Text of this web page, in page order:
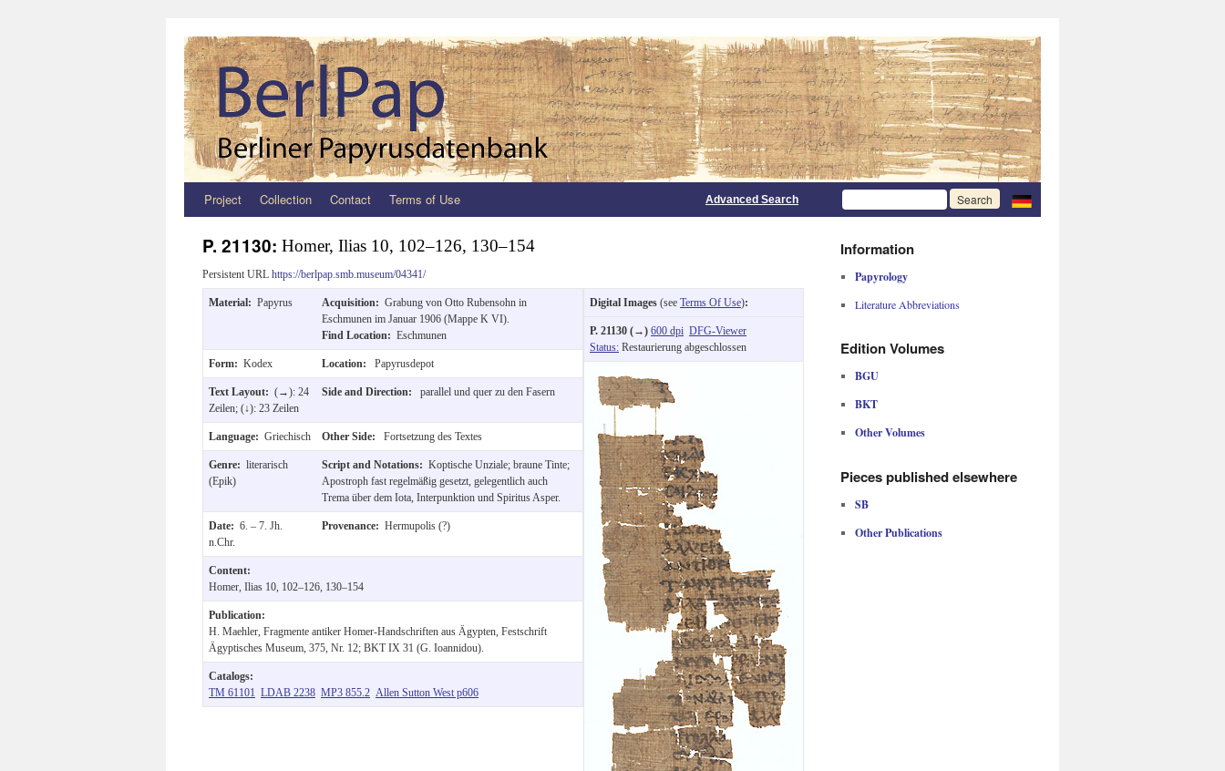
Zum
springen
Project Collection Contact Terms of Use Advanced Search
P. 21130: Homer, Ilias 10, 102–126, 130–154
Persistent URL https://berlpap.smb.museum/04341/
Material: Papyrus Acquisition: Grabung von Otto Rubensohn in
Eschmunen im Januar 1906 (Mappe K VI).
Find Location: Eschmunen
Form: Kodex Location: Papyrusdepot
Text Layout: (→): 24
Zeilen; (↓): 23 Zeilen
Side and Direction: parallel und quer zu den Fasern
Language: Griechisch Other Side: Fortsetzung des Textes
Genre: literarisch
(Epik)
Script and Notations: Koptische Unziale; braune Tinte;
Apostroph fast regelmäßig gesetzt, gelegentlich auch
Trema über dem Iota, Interpunktion und Spiritus Asper.
Date: 6. – 7. Jh.
n.Chr.
Provenance: Hermupolis (?)
Content:
Homer, Ilias 10, 102–126, 130–154
Publication:
H. Maehler, Fragmente antiker Homer-Handschriften aus Ägypten, Festschrift
Ägyptisches Museum, 375, Nr. 12; BKT IX 31 (G. Ioannidou).
Catalogs:
TM 61101 LDAB 2238 MP3 855.2 Allen Sutton West p606
Digital Images (see Terms Of Use):
P. 21130 (→) 600 dpi DFG-Viewer
Status: Restaurierung abgeschlossen
Information
Papyrology
Literature Abbreviations
Edition Volumes
BGU
BKT
Other Volumes
Pieces published elsewhere
SB
Other Publications